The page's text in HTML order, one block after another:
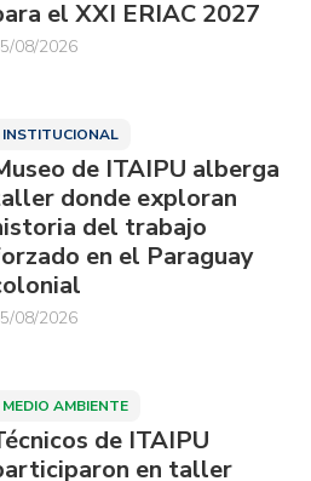
el XXI ERIAC 2027
08/2026
INSTITUCIONAL
de ITAIPU alberga
donde exploran
del trabajo
en el Paraguay
08/2026
MEDIO AMBIENTE
de ITAIPU
en taller